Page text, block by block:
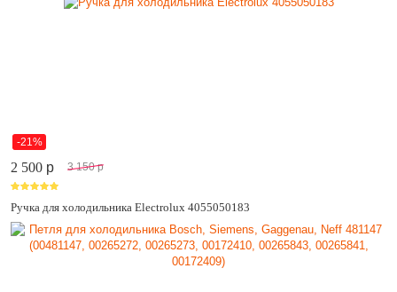
-21%
2 500 p 3 150 p
Ручка для холодильника Electrolux 4055050183